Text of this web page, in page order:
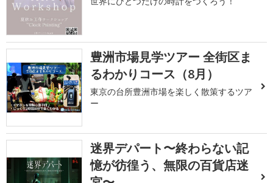
豊洲市場見学ツアー 全街区ま
るわかりコース（8月）
東京の台所豊洲市場を楽しく散策するツア
ー
迷界デパート〜終わらない記
憶が彷徨う、無限の百貨店迷